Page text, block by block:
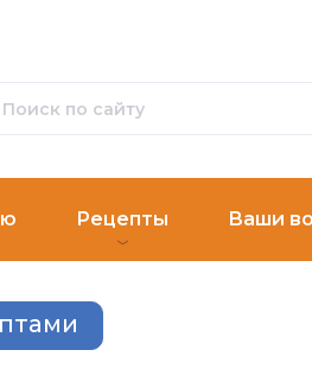
Рецепты Ваши